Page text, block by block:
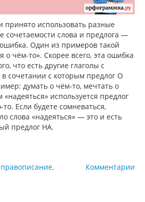
принято использовать разные
сочетаемости слова и предлога —
Один из примеров такой
чём-то». Скорее всего, эта ошибка
что есть другие глаголы с
сочетании с которым предлог О
думать о чём-то, мечтать о
«надеяться» используется предлог
Если будете сомневаться,
слова «надеяться» — это и есть
предлог НА.
Комментарии
правописание.